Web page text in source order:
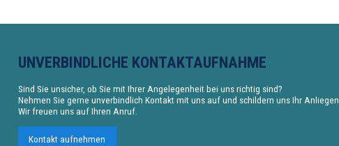
UNVERBINDLICHE KONTAKTAUFNAHME
Sind Sie unsicher, ob Sie mit Ihrer Angelegenheit bei uns richtig sind?
Nehmen Sie gerne unverbindlich Kontakt mit uns auf und schildern uns Ihr Anliegen.
Wir freuen uns auf Ihren Anruf.
Kontakt aufnehmen